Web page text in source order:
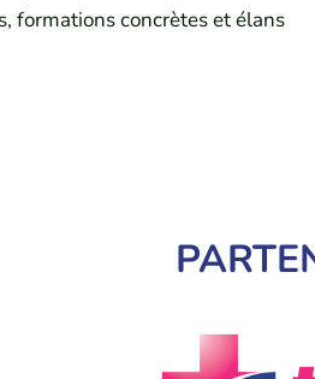
formations concrètes et élans